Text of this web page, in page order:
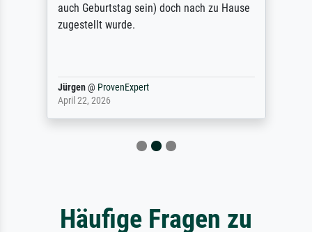
auch Geburtstag sein) doch nach zu Hause
zugestellt wurde.
Jürgen@ ProvenExpert
April 22, 2026
Häufige Fragen zu